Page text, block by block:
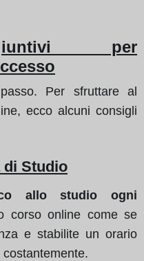
per
Per sfruttare al
ecco alcuni consigli
di Studio
allo studio ogni
corso online come se
e stabilite un orario